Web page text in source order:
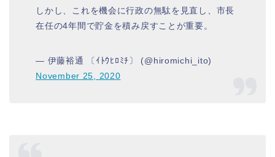
しかし、これを機会に行政の無駄を見直し、市長
在任の4年間で貯金を積み戻すことが重要。
— 伊藤裕通 〔ｲﾄｳﾋﾛﾐﾁ〕 (@hiromichi_ito)
November 25, 2020